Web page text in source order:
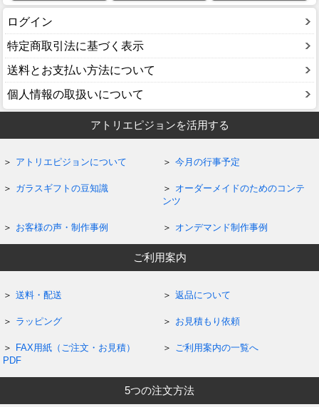
ログイン
特定商取引法に基づく表示
送料とお支払い方法について
個人情報の取扱いについて
アトリエピジョンを活用する
アトリエピジョンについて 今月の行事予定
ガラスギフトの豆知識
オーダーメイドのためのコンテ
ンツ
お客様の声・制作事例 オンデマンド制作事例
ご利用案内
送料・配送 返品について
ラッピング お見積もり依頼
FAX用紙（ご注文・お見積）
PDF
ご利用案内の一覧へ
5つの注文方法